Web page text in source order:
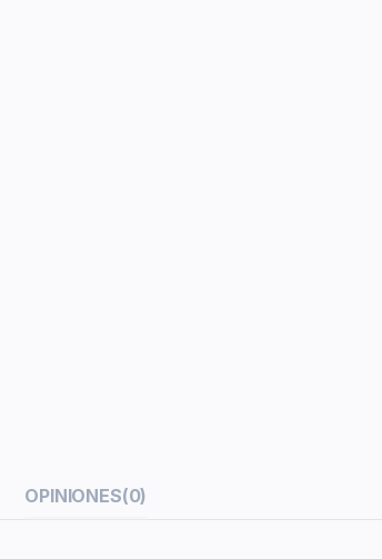
OPINIONES(0)